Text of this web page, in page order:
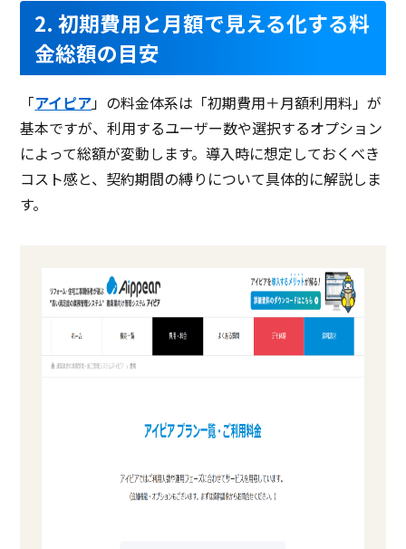
2. 初期費用と月額で見える化する料
金総額の目安
「アイピア」の料金体系は「初期費用＋月額利用料」が
基本ですが、利用するユーザー数や選択するオプション
によって総額が変動します。導入時に想定しておくべき
コスト感と、契約期間の縛りについて具体的に解説しま
す。